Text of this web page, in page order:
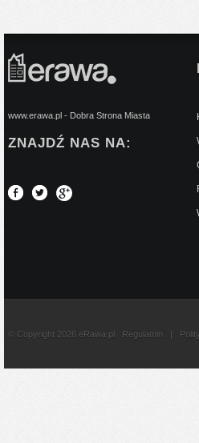
www.erawa.pl - Dobra Strona Miasta
ZNAJDŹ NAS NA:
© Copyright 2026 eRawa.pl Regulamin |